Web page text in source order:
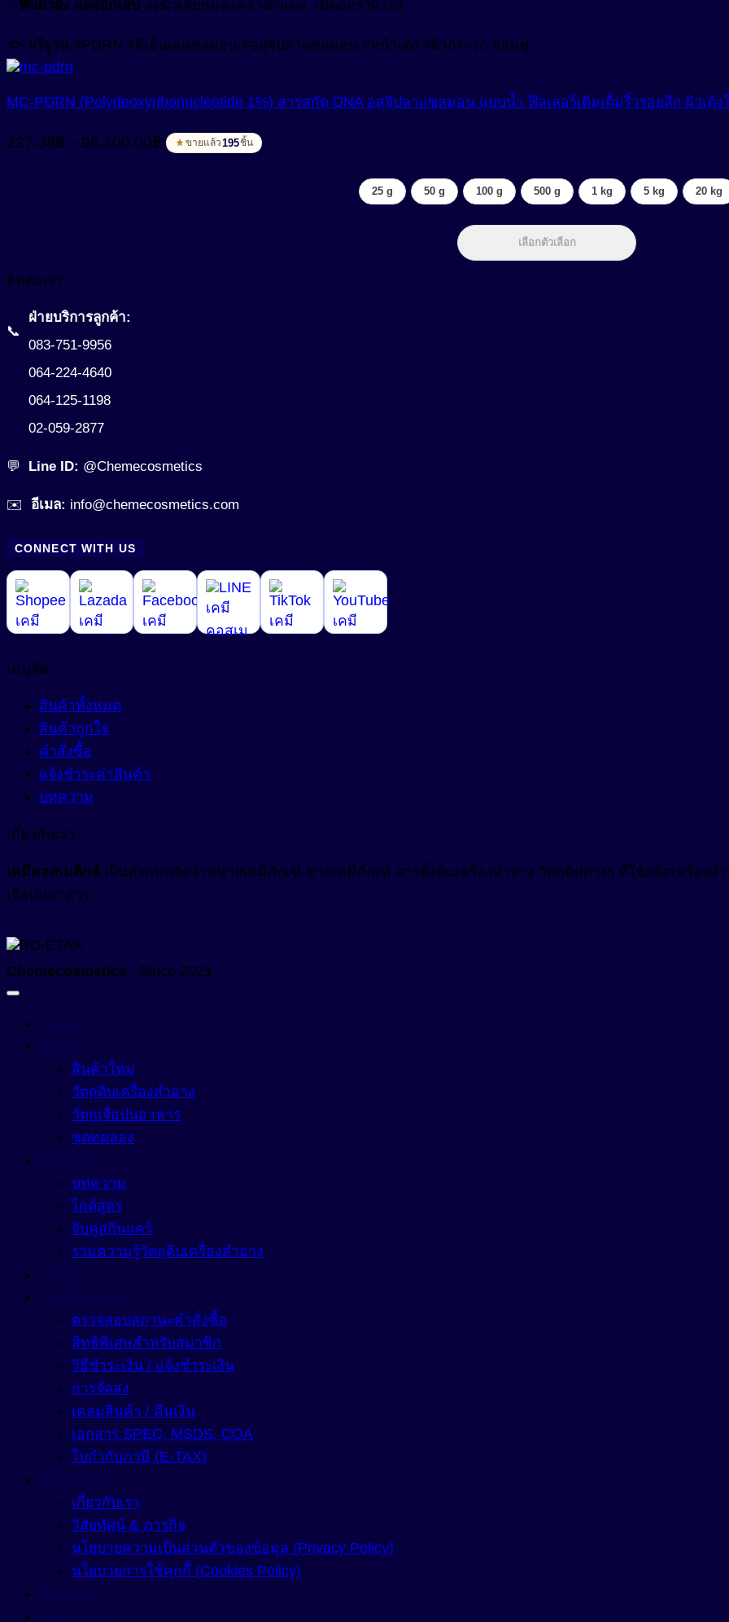
✨ฟื้นผิวผัง แดงอักเสบ ลดผิวเสียหมองคล้ำดำแดด เปิดออร่าผิวใส
🐟 #รีจูรัน #PDRN #ดีเอ็นเอแซลมอน #อสุจิปลาแซลมอน #หน้าเด้ง #ผิวกระจก #อิ่มฟู
MC-PDRN (Polydeoxyribonucleotide 1%) สารสกัด DNA อสุจิปลาแซลมอน แบบน้ำ ฟีลเลอร์เติมเต็มริ้วรอยลึก ผิวเด้
227.38฿ – 96,300.00฿
Price
range:ขายแล้ว195ชิ้น
25 g 50 g 100 g 500 g 1 kg 5 kg 20 kg
เลือกตัวเลือก
ติดต่อเรา
📞
ฝ่ายบริการลูกค้า:
083-751-9956
064-224-4640
064-125-1198
02-059-2877
💬 Line ID: @Chemecosmetics
✉️ อีเมล: info@chemecosmetics.com
CONNECT WITH US
เมนูลัด
สินค้าทั้งหมด
สินค้าถูกใจ
คำสั่งซื้อ
แจ้งชำระค่าสินค้า
บทความ
เกี่ยวกับเรา
เคมีคอสเมติกส์ เป็นตัวแทนจัดจำหน่ายเคมีภัณฑ์ ขายเคมีภัณฑ์ สารตั้งต้นเครื่องสำอาง วัตถุดิบต่างๆ ที่ใช้ผลิตเครื่อง
เจือปนอาหาร
Chemecosmetics : Since 2021
สินค้าใหม่
วัตถุดิบเครื่องสำอาง
วัตถุเจือปนอาหาร
ชุดทดลอง
บทความ
ไกด์สูตร
จับคู่สกินแคร์
รวมความรู้วัตถุดิบเครื่องสำอาง
ตรวจสอบสถานะคำสั่งซื้อ
สิทธิพิเศษสำหรับสมาชิก
วิธีชำระเงิน / แจ้งชำระเงิน
การจัดส่ง
เคลมสินค้า / คืนเงิน
เอกสาร SPEC, MSDS, COA
ใบกำกับภาษี (E-TAX)
เกี่ยวกับเรา
วิสัยทัศน์ & ภารกิจ
นโยบายความเป็นส่วนตัวของข้อมูล (Privacy Policy)
นโยบายการใช้คุกกี้ (Cookies Policy)